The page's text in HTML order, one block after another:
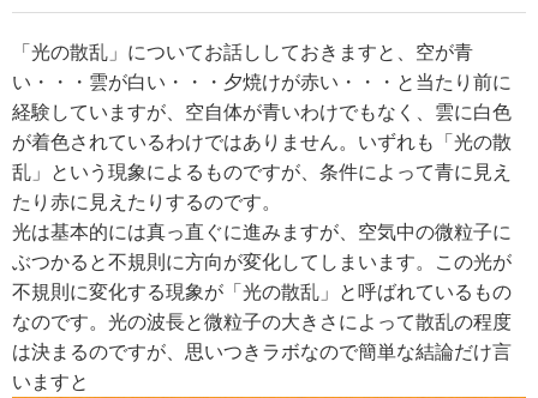
「光の散乱」についてお話ししておきますと、空が青
い・・・雲が白い・・・夕焼けが赤い・・・と当たり前に
経験していますが、空自体が青いわけでもなく、雲に白色
が着色されているわけではありません。いずれも「光の散
乱」という現象によるものですが、条件によって青に見え
たり赤に見えたりするのです。
光は基本的には真っ直ぐに進みますが、空気中の微粒子に
ぶつかると不規則に方向が変化してしまいます。この光が
不規則に変化する現象が「光の散乱」と呼ばれているもの
なのです。光の波長と微粒子の大きさによって散乱の程度
は決まるのですが、思いつきラボなので簡単な結論だけ言
いますと